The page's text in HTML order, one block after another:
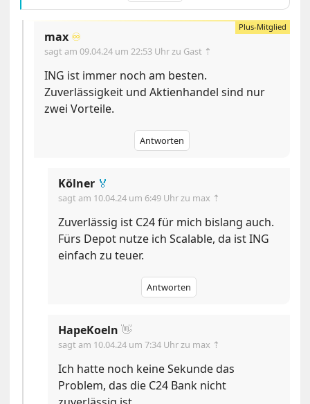
max ♾️
sagt am09.04.24 um 22:53 Uhrzu Gast ⇡
ING ist immer noch am besten.
Zuverlässigkeit und Aktienhandel sind nur
zwei Vorteile.
Antworten
Kölner 🏅
sagt am 10.04.24 um 6:49 Uhrzu max ⇡
Zuverlässig ist C24 für mich bislang auch.
Fürs Depot nutze ich Scalable, da ist ING
einfach zu teuer.
Antworten
HapeKoeln 👋
sagt am 10.04.24 um 7:34 Uhrzu max ⇡
Ich hatte noch keine Sekunde das
Problem, das die C24 Bank nicht